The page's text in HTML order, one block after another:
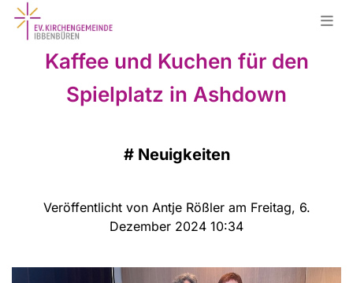
Kaffee und Kuchen für den
Spielplatz in Ashdown
# Neuigkeiten
Veröffentlicht von Antje Rößler am Freitag, 6.
Dezember 2024 10:34